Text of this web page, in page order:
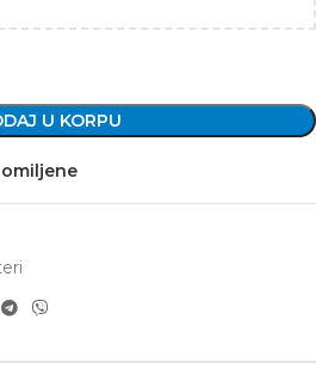
U KORPU